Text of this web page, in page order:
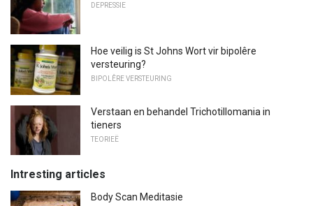
DEPRESSIE
Hoe veilig is St Johns Wort vir bipolêre
versteuring?
BIPOLÊRE VERSTEURING
Verstaan ​​en behandel Trichotillomania in
tieners
TEORIEË
Intresting articles
Body Scan Meditasie